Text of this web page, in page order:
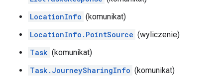
LocationInfo (komunikat)
LocationInfo.PointSource (wyliczenie)
Task (komunikat)
Task.JourneySharingInfo (komunikat)